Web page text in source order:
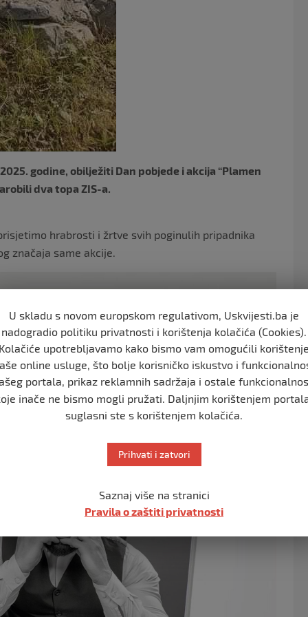
godine, obilježiti Dan pobjede i akcija “Plamen
dva topa ZIS-a.
hrabrosti i žrtve svih poginulih pripadnika
značaja same akcije.
U skladu s novom europskom regulativom, Uskvijesti.ba je
nadogradio politiku privatnosti i korištenja kolačića (Cookies).
upotrebljavamo kako bismo vam omogućili korištenje
online usluge, što bolje korisničko iskustvo i
portala, prikaz reklamnih sadržaja i ostale
inače ne bismo mogli pružati. Daljnjim korištenjem
suglasni ste s korištenjem kolačića.
Prihvati i zatvori
Saznaj više na stranici
Pravila o zaštiti privatnosti